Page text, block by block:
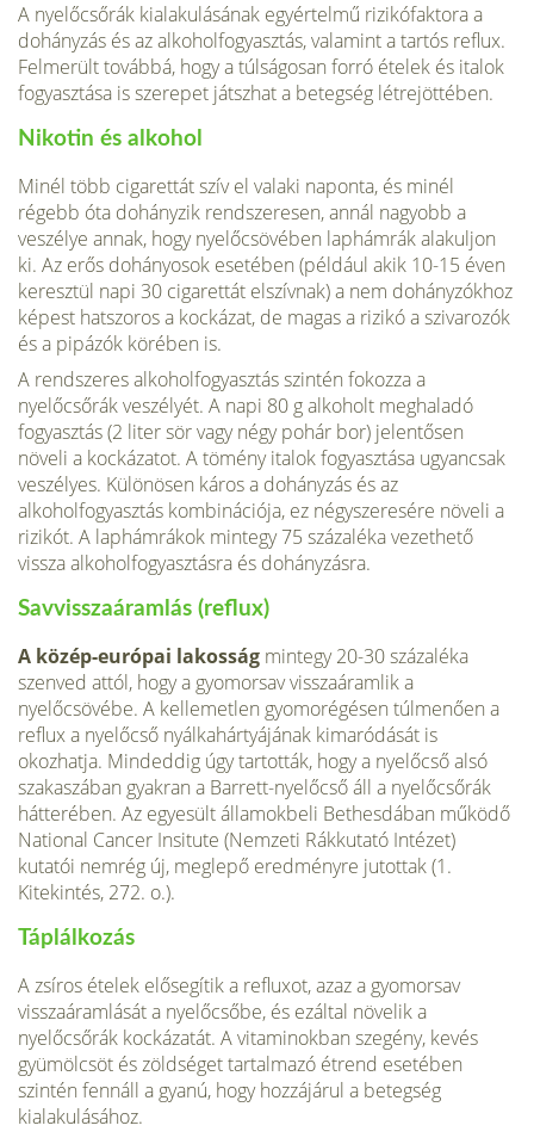
A nyelőcsőrák kialakulásának egyértelmű rizikófaktora a
dohányzás és az alkohol­fogyasztás, valamint a tartós reflux.
Felmerült továbbá, hogy a túlságosan forró ételek és ita­lok
fogyasztása is szerepet játszhat a betegség létrejöttében.
Nikotin és alkohol
Minél több cigarettát szív el valaki naponta, és minél
régebb óta dohányzik rendszeresen, annál nagyobb a
veszélye annak, hogy nyelő­csövében laphámrák alakuljon
ki. Az erős dohányosok esetében (például akik 10-15 éven
keresztül napi 30 cigarettát elszívnak) a nem dohányzókhoz
képest hatszoros a kockázat, de magas a rizikó a szivarozók
és a pipázók körében is.
A rendszeres alkoholfogyasztás szintén fokozza a
nyelőcsőrák veszélyét. A napi 80 g alkoholt meghaladó
fogyasztás (2 liter sör vagy négy pohár bor) jelentősen
növeli a koc­kázatot. A tömény italok fogyasztása ugyan­csak
veszélyes. Különösen káros a dohányzás és az
alkoholfogyasztás kombinációja, ez négyszeresére növeli a
rizikót. A laphámrákok mintegy 75 százaléka vezethető
vissza alko­holfogyasztásra és dohányzásra.
Savvisszaáramlás (reflux)
A közép-európai lakosság mintegy 20-30 szá­zaléka
szenved attól, hogy a gyomorsav vissza­áramlik a
nyelőcsövébe. A kellemetlen gyo­morégésen túlmenően a
reflux a nyelőcső nyálkahártyájának kimaródását is
okozhatja. Mindeddig úgy tartották, hogy a nyelőcső alsó
szakaszában gyakran a Barrett-nyelőcső áll a nyelőcsőrák
hátterében. Az egyesült álla­mokbeli Bethesdában működő
National Cancer Insitute (Nemzeti Rákkutató Intézet)
kutatói nemrég új, meglepő eredményre jutot­tak (1.
Kitekintés, 272. o.).
Táplálkozás
A zsíros ételek elősegítik a refluxot, azaz a gyomorsav
visszaáramlását a nyelőcsőbe, és ezáltal növelik a
nyelőcsőrák kockázatát. A vitaminokban szegény, kevés
gyümölcsöt és zöldséget tartalmazó étrend esetében
szintén fennáll a gyanú, hogy hozzájárul a betegség
kialakulásához.